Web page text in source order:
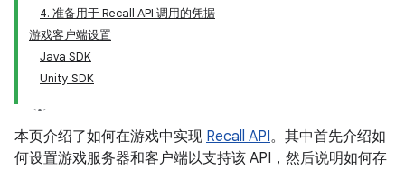
4. 准备用于 Recall API 调用的凭据
游戏客户端设置
Java SDK
Unity SDK
本页介绍了如何在游戏中实现 Recall API。其中首先介绍如
何设置游戏服务器和客户端以支持该 API，然后说明如何存